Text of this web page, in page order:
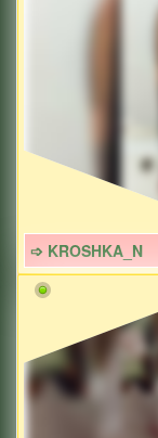
➩ KROSHKA_N